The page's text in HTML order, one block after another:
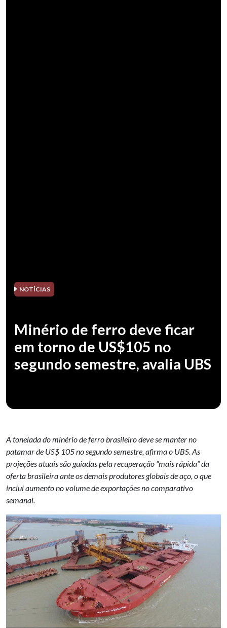
NOTÍCIAS
Minério de ferro deve ficar
em torno de US$105 no
segundo semestre, avalia UBS
A tonelada do minério de ferro brasileiro deve se manter no
patamar de US$ 105 no segundo semestre, afirma o UBS. As
projeções atuais são guiadas pela recuperação “mais rápida” da
oferta brasileira ante os demais produtores globais de aço, o que
inclui aumento no volume de exportações no comparativo
semanal.